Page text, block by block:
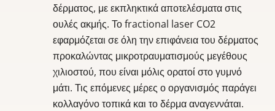
δέρματος, με εκπληκτικά αποτελέσματα στις
ουλές ακμής. Το fractional laser CO2
εφαρμόζεται σε όλη την επιφάνεια του δέρματος
προκαλώντας μικροτραυματισμούς μεγέθους
χιλιοστού, που είναι μόλις ορατοί στο γυμνό
μάτι. Τις επόμενες μέρες ο οργανισμός παράγει
κολλαγόνο τοπικά και το δέρμα αναγεννάται.